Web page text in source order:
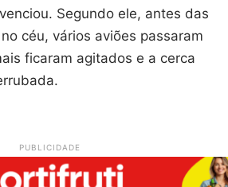
Segundo ele, antes das
céu, vários aviões passaram
ficaram agitados e a cerca
PUBLICIDADE